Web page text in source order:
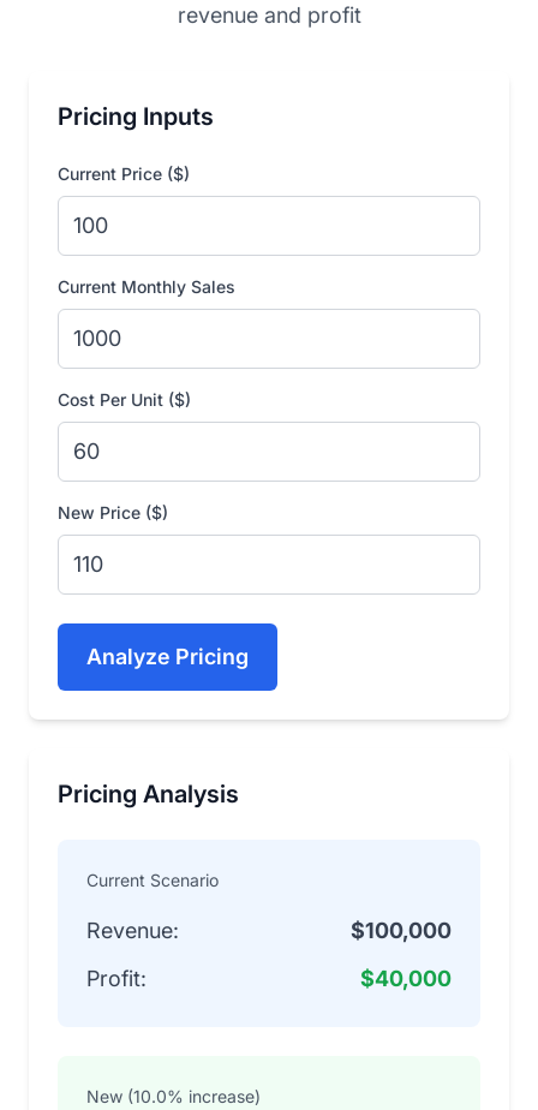
revenue and profit
Pricing Inputs
Current Price ($)
Current Monthly Sales
Cost Per Unit ($)
New Price ($)
Analyze Pricing
Pricing Analysis
Current Scenario
Revenue:
$100,000
Profit:
$40,000
New (10.0% increase)